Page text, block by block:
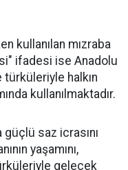
kullanılan mızraba
ifadesi ise Anadolu
türküleriyle halkın
kullanılmaktadır.
güçlü saz icrasını
yaşamını,
gelecek